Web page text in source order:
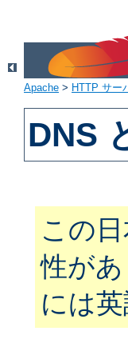
Apache > HTTP サー
DNS
この
性が
には